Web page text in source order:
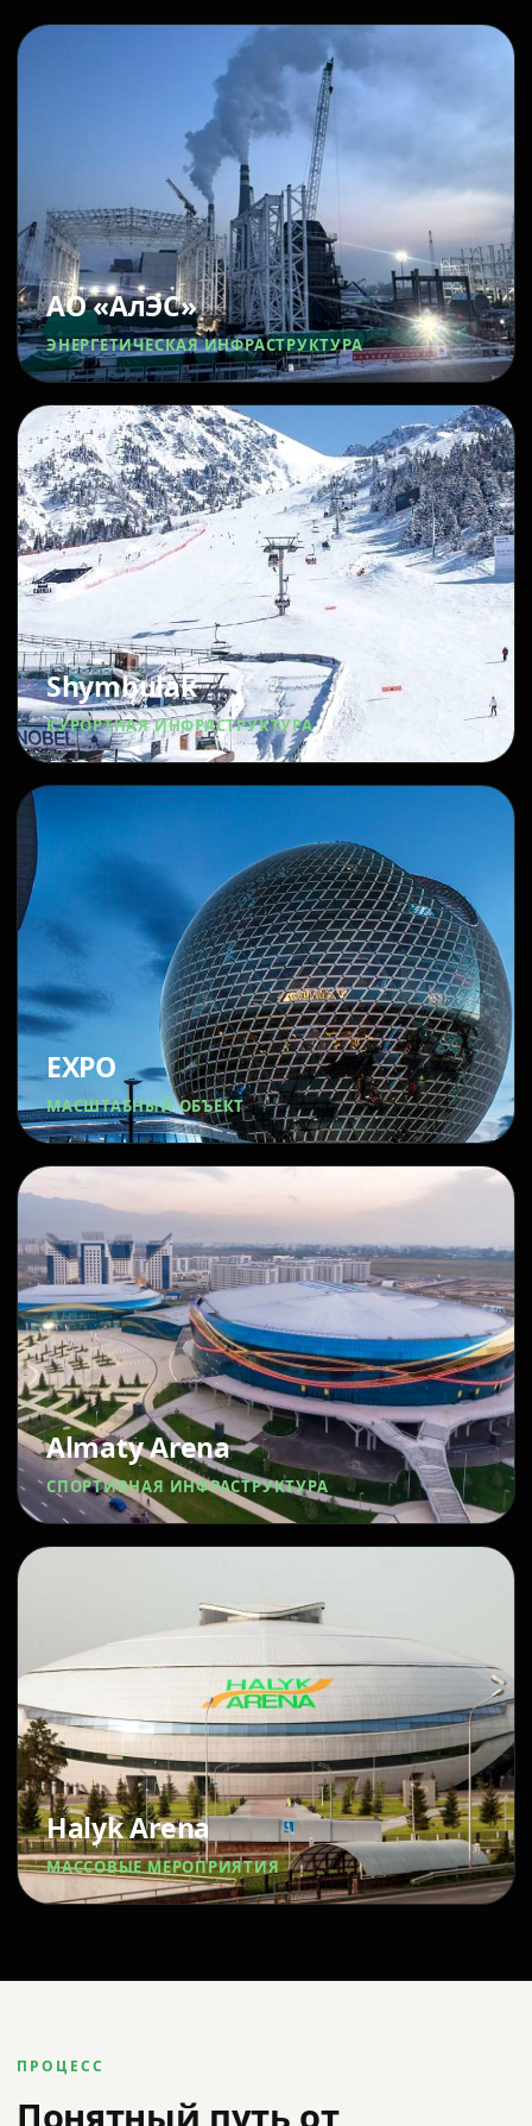
АО «АлЭС»
ЭНЕРГЕТИЧЕСКАЯ ИНФРАСТРУКТУРА
Shymbulak
КУРОРТНАЯ ИНФРАСТРУКТУРА
EXPO
МАСШТАБНЫЙ ОБЪЕКТ
Almaty Arena
СПОРТИВНАЯ ИНФРАСТРУКТУРА
Halyk Arena
МАССОВЫЕ МЕРОПРИЯТИЯ
ПРОЦЕСС
Понятный путь от